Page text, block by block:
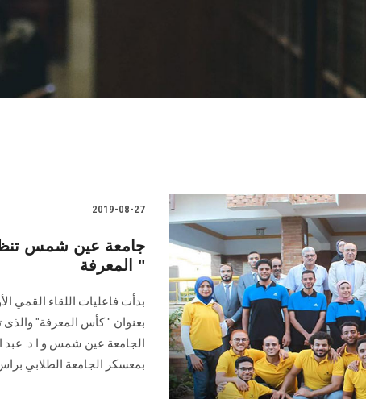
2019-08-27
جامعة عين شمس
المعرفة "
بدأت فاعليات اللقاء القمي
بعنوان " كأس المعرفة"
الجامعة عين شمس و ا.د. عبد
بمعسكر الجامعة الطلابي براس